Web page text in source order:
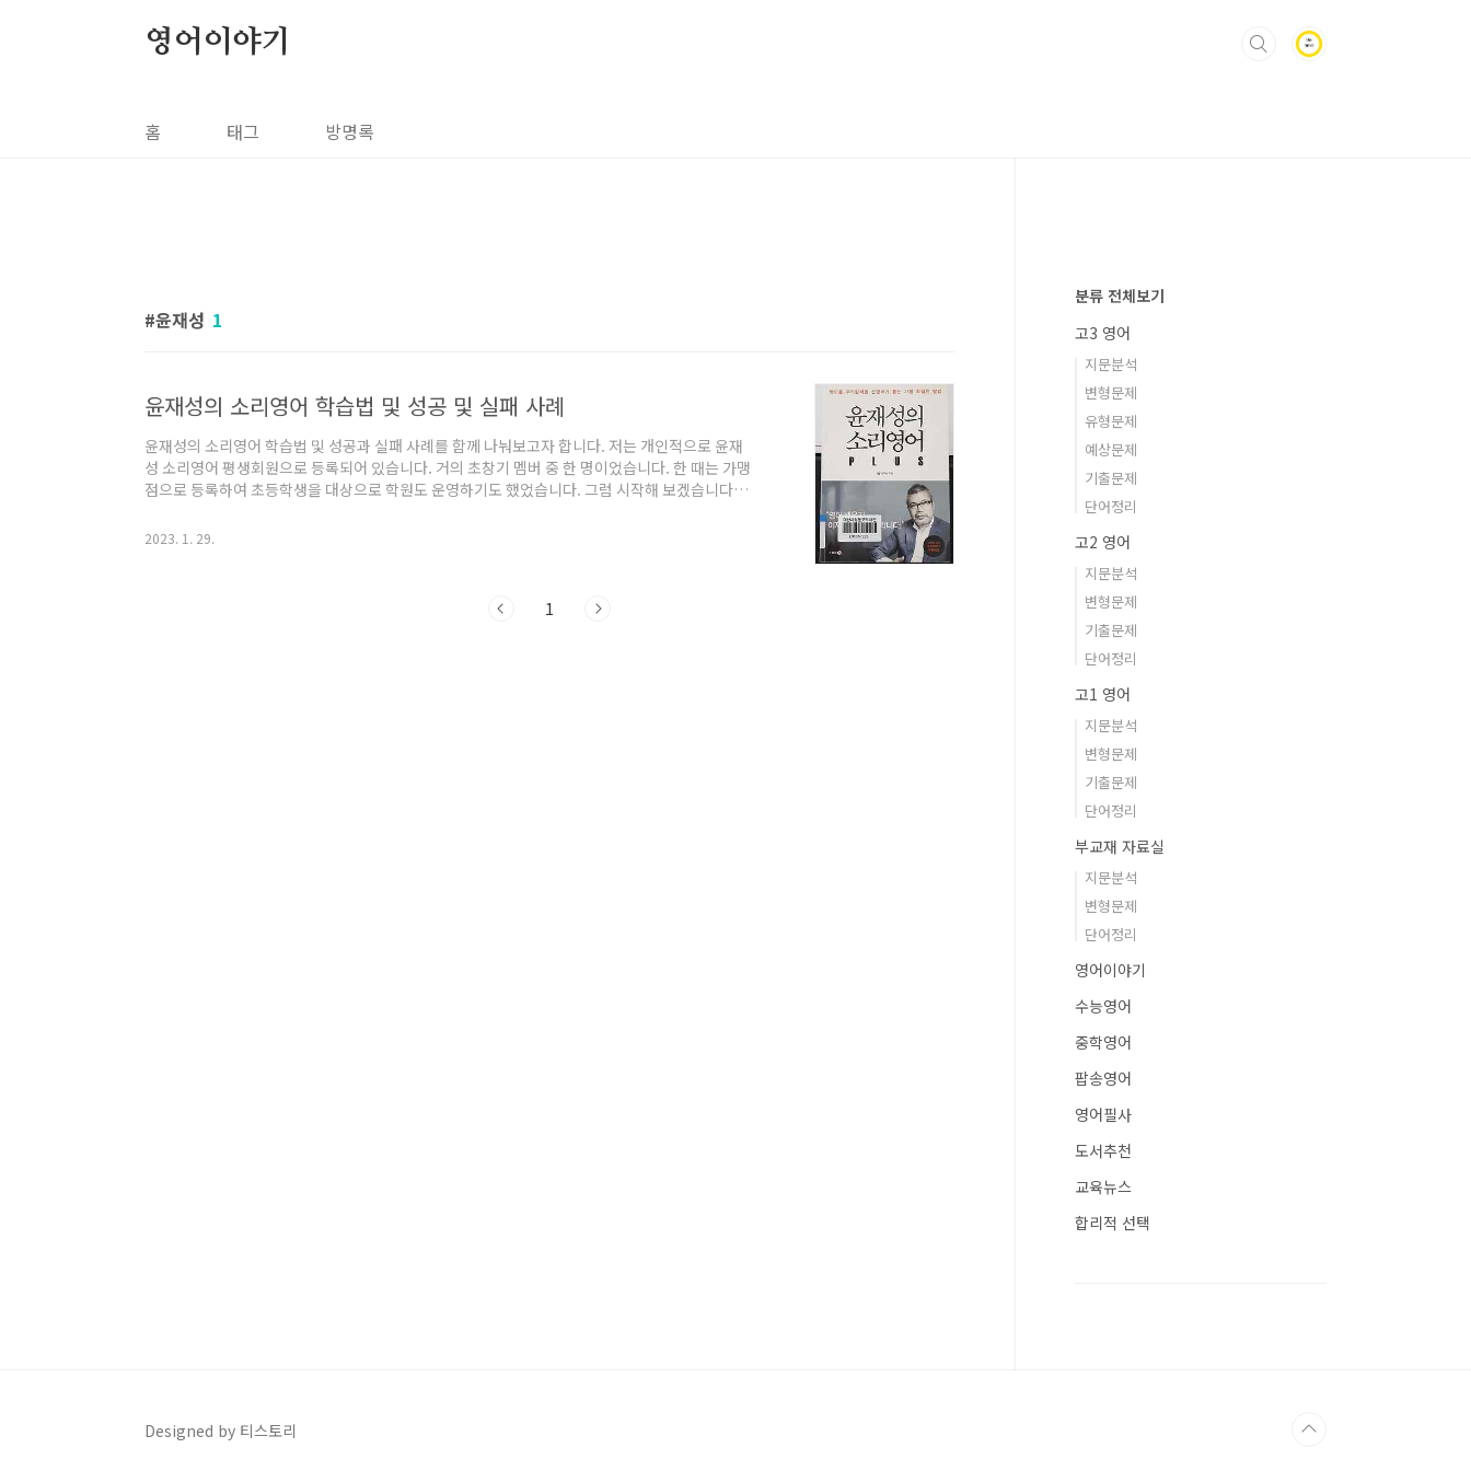
영어이야기
홈 태그 방명록
윤재성 1
윤재성의 소리영어 학습법 및 성공 및 실패 사례
윤재성의 소리영어 학습법 및 성공과 실패 사례를 함께 나눠보고자 합니다. 저는 개인적으로 윤재
성 소리영어 평생회원으로 등록되어 있습니다. 거의 초창기 멤버 중 한 명이었습니다. 한 때는 가맹
점으로 등록하여 초등학생을 대상으로 학원도 운영하기도 했었습니다. 그럼 시작해 보겠습니다.
는 것이 최우선이라는 것입니다. 단어를 외우고 문법을 공부하는 것이 아니라 귀에 들리는 것을 그
2023. 1. 29.
1
분류 전체보기
고3 영어
지문분석
변형문제
유형문제
예상문제
기출문제
단어정리
고2 영어
지문분석
변형문제
기출문제
단어정리
고1 영어
지문분석
변형문제
기출문제
단어정리
부교재 자료실
지문분석
변형문제
단어정리
영어이야기
수능영어
중학영어
팝송영어
영어필사
도서추천
교육뉴스
합리적 선택
Designed by 티스토리